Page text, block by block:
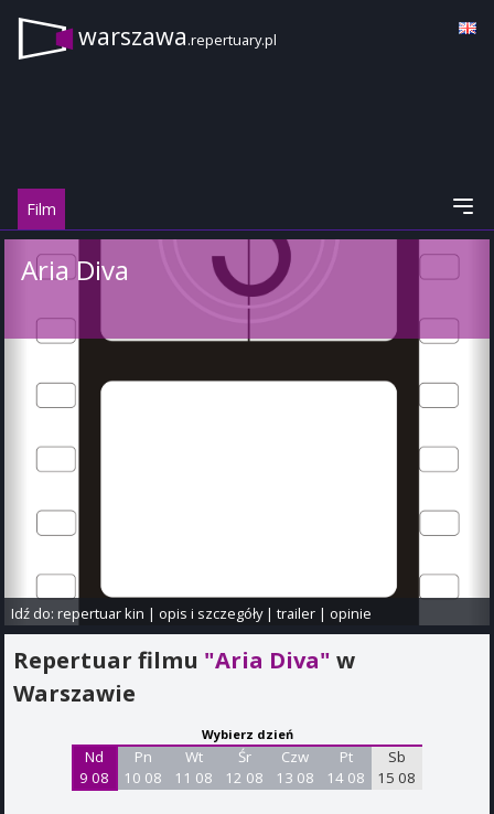
warszawa.repertuary.pl
Film
Aria Diva
Idź do:repertuar kin |opis i szczegóły|trailer |opinie
Repertuar filmu "Aria Diva" w
Warszawie
Wybierz dzień
Nd
9 08
Pn
10 08
Wt
11 08
Śr
12 08
Czw
13 08
Pt
14 08
Sb
15 08